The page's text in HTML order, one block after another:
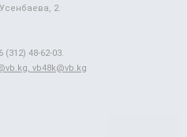
2.
(312) 48-62-03.
vb48k@vb.kg